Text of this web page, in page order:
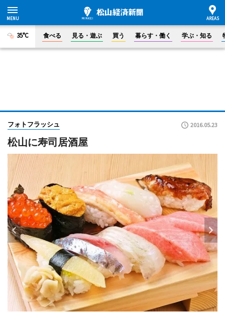
35°C 食べる 見る・遊ぶ 買う 暮らす・働く 学ぶ・知る
フォトフラッシュ 2016.05.23
松山に寿司居酒屋